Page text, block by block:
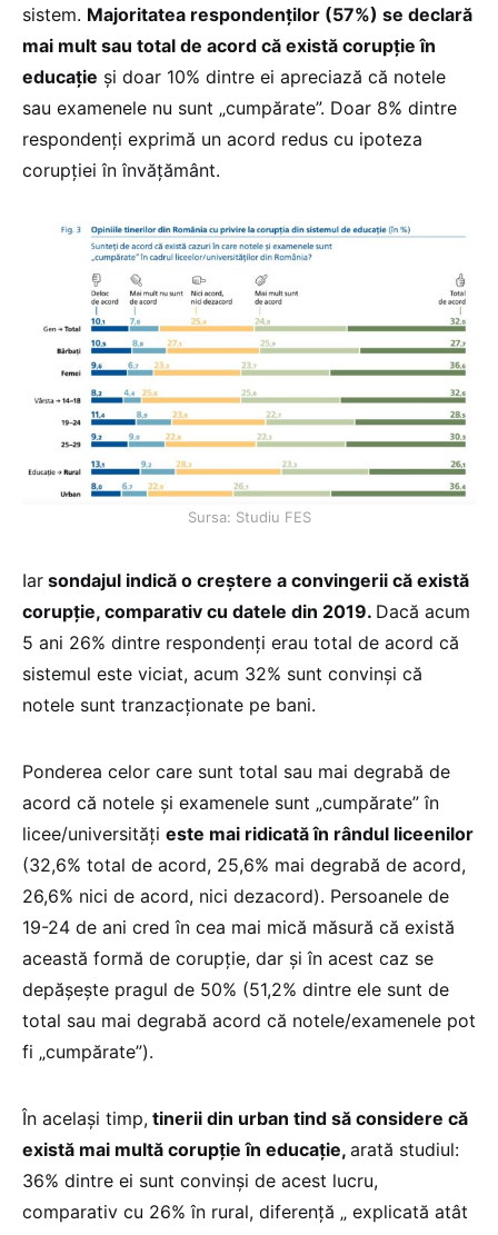
sistem. Majoritatea respondenților (57%) se declară
mai mult sau total de acord că există corupție în
educație și doar 10% dintre ei apreciază că notele
sau examenele nu sunt „cumpărate”. Doar 8% dintre
respondenți exprimă un acord redus cu ipoteza
corupției în învățământ.
Sursa: Studiu FES
Iar sondajul indică o creștere a convingerii că există
corupție, comparativ cu datele din 2019. Dacă acum
5 ani 26% dintre respondenți erau total de acord că
sistemul este viciat, acum 32% sunt convinși că
notele sunt tranzacționate pe bani.
Ponderea celor care sunt total sau mai degrabă de
acord că notele și examenele sunt „cumpărate” în
licee/universități este mai ridicată în rândul liceenilor
(32,6% total de acord, 25,6% mai degrabă de acord,
26,6% nici de acord, nici dezacord). Persoanele de
19-24 de ani cred în cea mai mică măsură că există
această formă de corupție, dar și în acest caz se
depășește pragul de 50% (51,2% dintre ele sunt de
total sau mai degrabă acord că notele/examenele pot
fi „cumpărate”).
În același timp, tinerii din urban tind să considere că
există mai multă corupție în educație, arată studiul:
36% dintre ei sunt convinși de acest lucru,
comparativ cu 26% în rural, diferență „ explicată atât